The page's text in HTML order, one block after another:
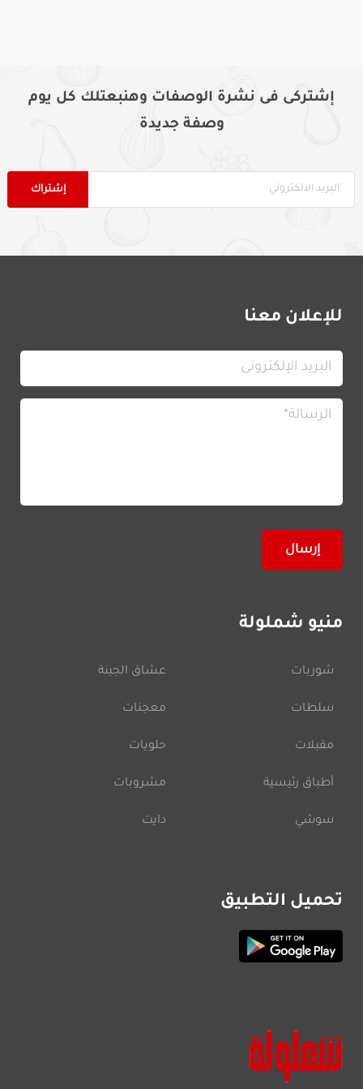
إشتركى فى نشرة الوصفات وهنبعتلك كل يوم
وصفة جديدة
للإعلان معنا
منيو شملولة
شوربات
سلطات
مقبلات
أطباق رئيسية
سوشي
عشاق الجبنة
معجنات
حلويات
مشروبات
دايت
تحميل التطبيق